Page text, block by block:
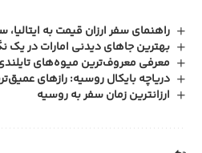
راهنمای سفر ارزان قیمت به
بهترین جاهای دیدنی امارات در یک
معرفی معروف‌ترین میوه‌های
دریاچه بایکال روسیه: رازهای
ارزانترین زمان سفر به روسیه